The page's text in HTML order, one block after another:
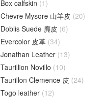
Box calfskin (1)
Chevre Mysore 山羊皮 (20)
Doblis Suede 麂皮 (6)
Evercolor 皮革 (34)
Jonathan Leather (13)
Taurillion Novillo (10)
Taurillon Clemence 皮 (24)
Togo leather (12)